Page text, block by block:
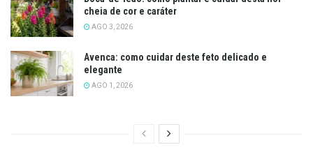
cheia de cor e caráter
AGO 3, 2026
Avenca: como cuidar deste feto delicado e
elegante
AGO 1, 2026